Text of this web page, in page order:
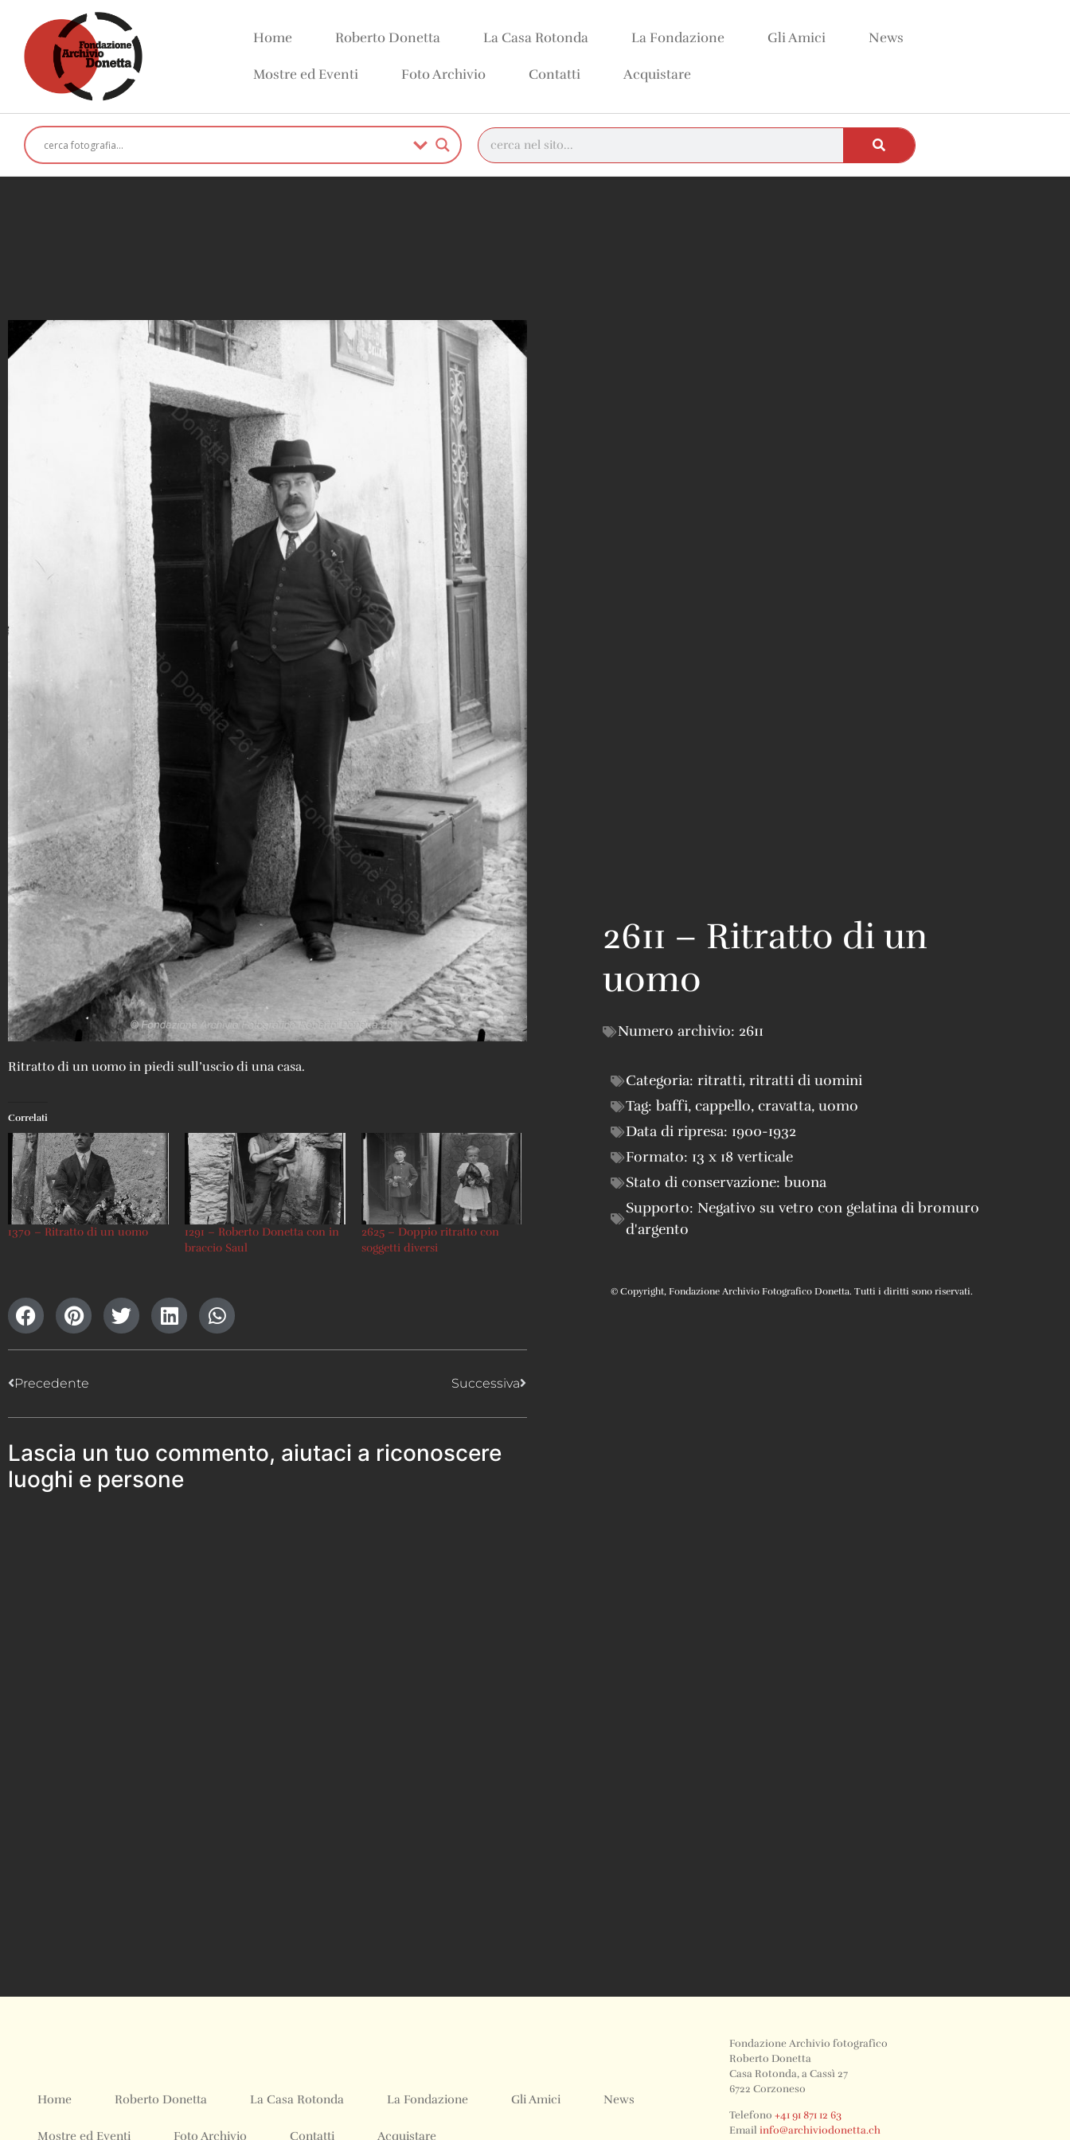
Home Roberto Donetta La Casa Rotonda La Fondazione Gli Amici News
Mostre ed Eventi Foto Archivio Contatti Acquistare
Ritratto di un uomo in piedi sull’uscio di una casa.
Correlati
1370 – Ritratto di un uomo
1291 – Roberto Donetta con in
braccio Saul
2625 – Doppio ritratto con
soggetti diversi
Precedente Successiva
Lascia un tuo commento, aiutaci a riconoscere
luoghi e persone
2611 – Ritratto di un
uomo
Numero archivio: 2611
Categoria: ritratti, ritratti di uomini
Tag: baffi, cappello, cravatta, uomo
Data di ripresa: 1900-1932
Formato: 13 x 18 verticale
Stato di conservazione: buona
Supporto: Negativo su vetro con gelatina di bromuro
d'argento
© Copyright, Fondazione Archivio Fotografico Donetta. Tutti i diritti sono riservati.
Home Roberto Donetta La Casa Rotonda La Fondazione Gli Amici News
Mostre ed Eventi Foto Archivio Contatti Acquistare
Fondazione Archivio fotografico
Roberto Donetta
Casa Rotonda, a Cassì 27
6722 Corzoneso
Telefono +41 91 871 12 63
Email info@archiviodonetta.ch